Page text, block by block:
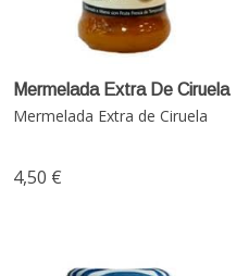
Mermelada Extra De Ciruela
Mermelada Extra de Ciruela
4,50 €